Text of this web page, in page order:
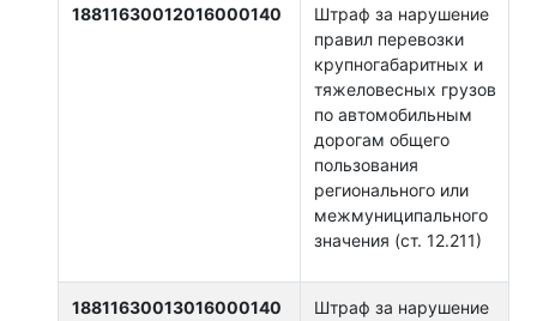
18811630012016000140
Штраф за нарушение
правил перевозки
крупногабаритных и
тяжеловесных грузов
по автомобильным
дорогам общего
пользования
регионального или
межмуниципального
значения (ст. 12.211)
18811630013016000140
Штраф за нарушение